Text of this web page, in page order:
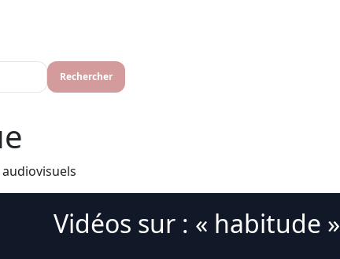
Rechercher
Vidéos sur : « habitude »